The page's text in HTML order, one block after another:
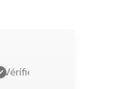
Vérifié